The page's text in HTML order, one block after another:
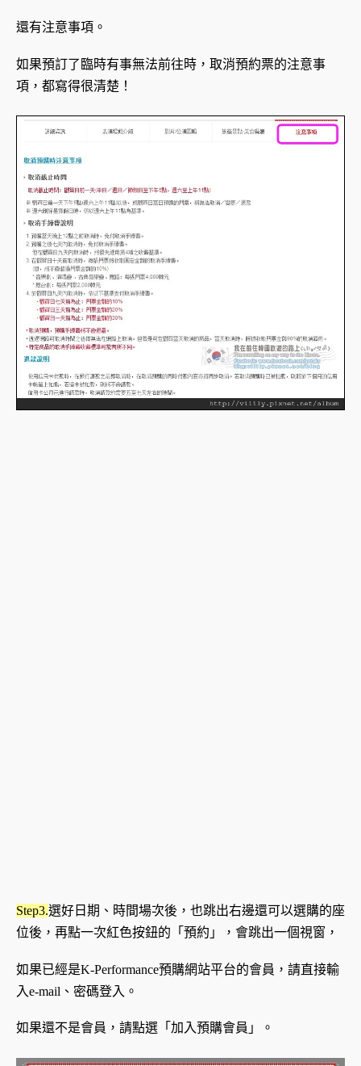
還有注意事項。
如果預訂了臨時有事無法前往時，取消預約票的注意事
項，都寫得很清楚！
Step3.選好日期、時間場次後，也跳出右邊還可以選購的座
位後，再點一次紅色按鈕的「預約」，會跳出一個視窗，
如果已經是K-Performance預購網站平台的會員，請直接輸
入e-mail、密碼登入。
如果還不是會員，請點選「加入預購會員」。